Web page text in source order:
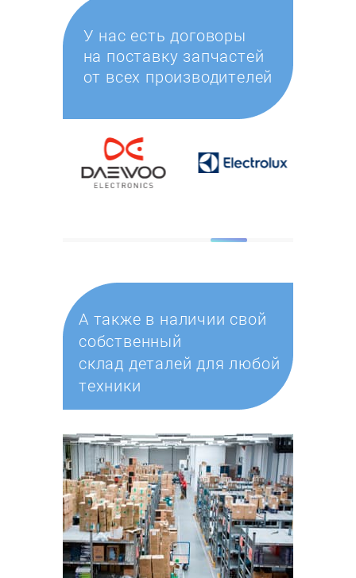
У нас есть договоры
на поставку запчастей
от всех производителей
А также в наличии свой
собственный
склад деталей для любой
техники